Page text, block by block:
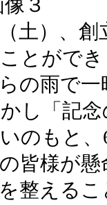
土）、創
とがで
の雨で一
し「記
のもと
皆様が
整える